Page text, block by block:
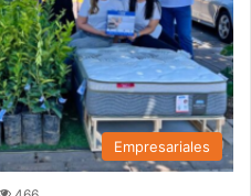
Empresariales